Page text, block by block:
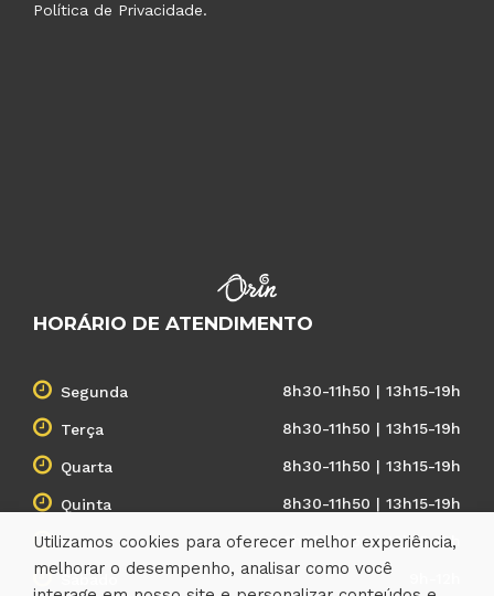
Política de Privacidade.
HORÁRIO DE ATENDIMENTO
Segunda 8h30-11h50 | 13h15-19h
Terça 8h30-11h50 | 13h15-19h
Quarta 8h30-11h50 | 13h15-19h
Quinta 8h30-11h50 | 13h15-19h
Sexta 8h30-11h50 | 13h15-19h
Sábado
Utilizamos cookies para oferecer melhor experiência,
melhorar o desempenho, analisar como você